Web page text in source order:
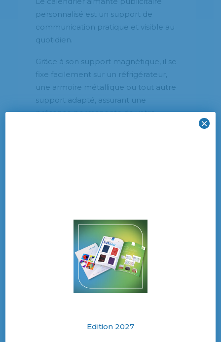
personnalisé est un support de
communication pratique et visible au
quotidien.
Grâce à son support magnétique, il se
fixe facilement sur un réfrigérateur,
une armoire métallique ou tout autre
support adapté, assurant une
présence permanente de votre
au long de l’année.
En tant que fabricant de calendriers
publicitaires, nous vous
accompagnons dans la création de
calendriers sur mesure adaptés à
est idéal pour une communication
Edition 2027
×